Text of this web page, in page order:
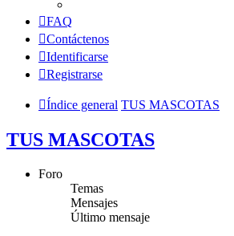
FAQ
Contáctenos
Identificarse
Registrarse
Índice general TUS MASCOTAS
TUS MASCOTAS
Foro
Temas
Mensajes
Último mensaje